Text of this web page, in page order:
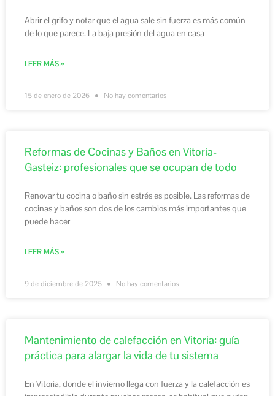
Abrir el grifo y notar que el agua sale sin fuerza es más común
de lo que parece. La baja presión del agua en casa
LEER MÁS »
15 de enero de 2026 No hay comentarios
Reformas de Cocinas y Baños en Vitoria-
Gasteiz: profesionales que se ocupan de todo
Renovar tu cocina o baño sin estrés es posible. Las reformas de
cocinas y baños son dos de los cambios más importantes que
puede hacer
LEER MÁS »
9 de diciembre de 2025 No hay comentarios
Mantenimiento de calefacción en Vitoria: guía
práctica para alargar la vida de tu sistema
En Vitoria, donde el invierno llega con fuerza y la calefacción es